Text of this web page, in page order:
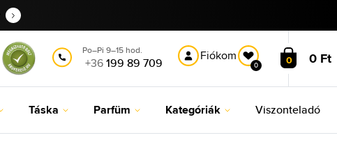
Po–Pi 9–15 hod.
+36199 89 709 Fiókom
0 0 0 Ft
Táska Parfüm Kategóriák Viszonteladó